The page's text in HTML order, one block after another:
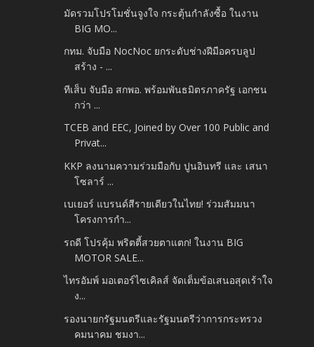
มัดรวมโปรโมชั่นจูงใจ กระตุ้นกำลังซื้อ ในงาน
BIG MO...
กทม. จับมือ NocNoc ยกระดับช่างฝีมือครบลูป
สร้าง - ...
ทีเส็บ จับมือ สกพอ. พร้อมพันธมิตรภาครัฐ เอกชน
กว่า ...
TCEB and EEC, Joined by Over 100 Public and
Privat...
KKP ลงนามความร่วมมือกับ ปูนอินทรี และ เสนา
โซลาร์ ...
เบเยอร์ แบรนด์สีรายเดียวในไทย! ร่วมสัมมนา
โครงการกำ...
รถดี โปรคุ้ม พริตตี้สวยตาแตก! ในงาน BIG
MOTOR SALE...
ไทรอัมพ์ มอเตอร์ไซเคิลส์ จัดเต็มข้อเสนอสุดเร้าใจ
ง...
รองนายกรัฐมนตรีและรัฐมนตรีว่าการกระทรวง
คมนาคม ชมงา...